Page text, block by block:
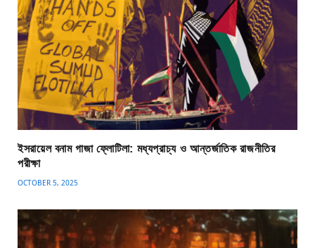
ইসরায়েল বনাম গাজা ফ্লোটিলা: মধ্যপ্রাচ্য ও আন্তর্জাতিক রাজনীতির
পরীক্ষা
OCTOBER 5, 2025